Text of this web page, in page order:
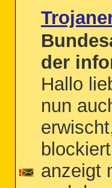
der
Hallo
nun
anzeigt